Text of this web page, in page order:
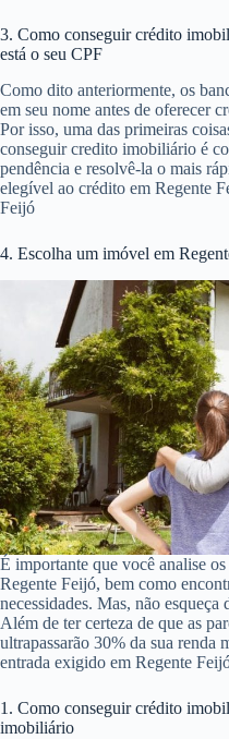
3. Como conseguir crédito
está o seu CPF
Como dito anteriormente, os
em seu nome antes de oferecer
Por isso, uma das primeiras
conseguir credito imobiliário é
pendência e resolvê-la o mais
elegível ao crédito em Regente
Feijó
4. Escolha um imóvel em
É importante que você analise
Regente Feijó, bem como
necessidades. Mas, não
Além de ter certeza de que as
ultrapassarão 30% da sua renda
entrada exigido em Regente
1. Como conseguir crédito
imobiliário